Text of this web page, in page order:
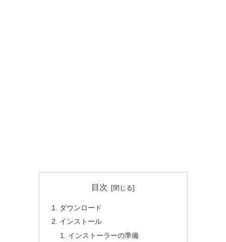
目次
ダウンロード
インストール
インストーラーの準備